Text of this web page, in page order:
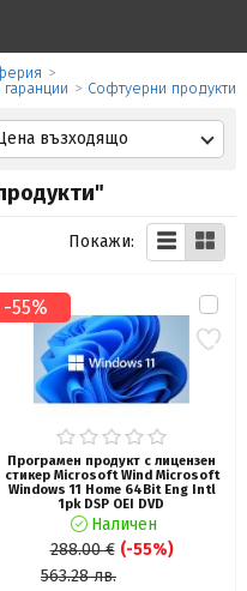
>
> Софтуерни продукти
възходящо
Покажи:
Програмен продукт с лицензен
стикер Microsoft Wind Microsoft
Windows 11 Home 64Bit Eng Intl
1pk DSP OEI DVD
Наличен
288.00 € (-55%)
563.28 лв.
-55%